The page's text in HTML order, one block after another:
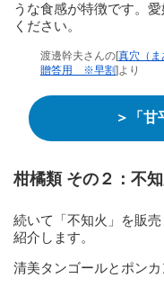
うな食感が特徴です。
ください。
渡邊幹夫さんの[真穴（ま
贈答用 ※早割]より
＞「甘
柑橘類 その２：不
続いて「不知火」を販
紹介します。
清美タンゴールとポンカ